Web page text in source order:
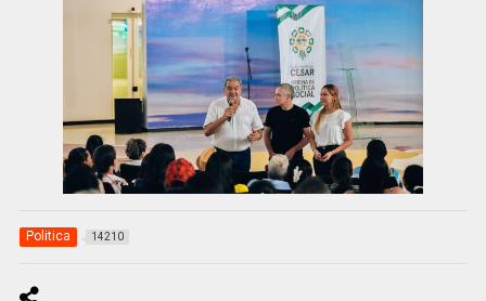
Politica 14210